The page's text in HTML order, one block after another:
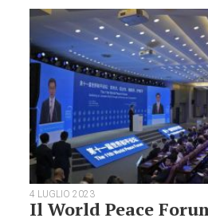
4 LUGLIO 2023
Il World Peace